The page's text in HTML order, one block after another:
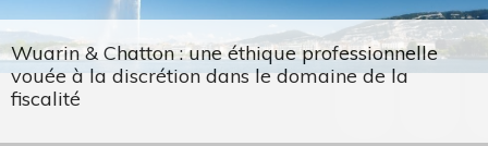
Wuarin & Chatton : une éthique professionnelle
vouée à la discrétion dans le domaine de la
fiscalité